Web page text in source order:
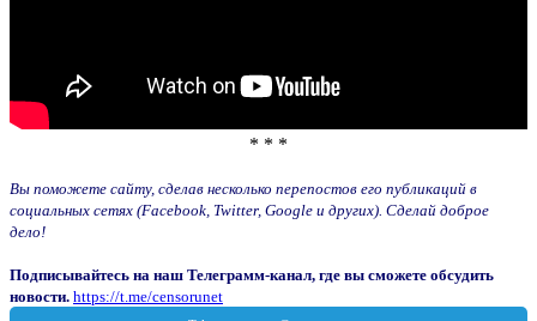
* * *
Вы поможете сайту, сделав несколько перепостов его публикаций в
социальных сетях (Facebook, Twitter, Google и других). Сделай доброе
дело!
Подписывайтесь на наш Телеграмм-канал, где вы сможете обсудить
новости. https://t.me/censorunet